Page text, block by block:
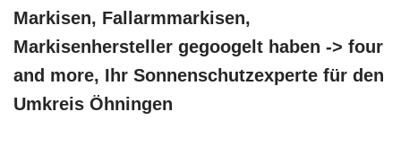
Markisen, Fallarmmarkisen,
Markisenhersteller gegoogelt haben -> four
and more, Ihr Sonnenschutzexperte für den
Umkreis Öhningen